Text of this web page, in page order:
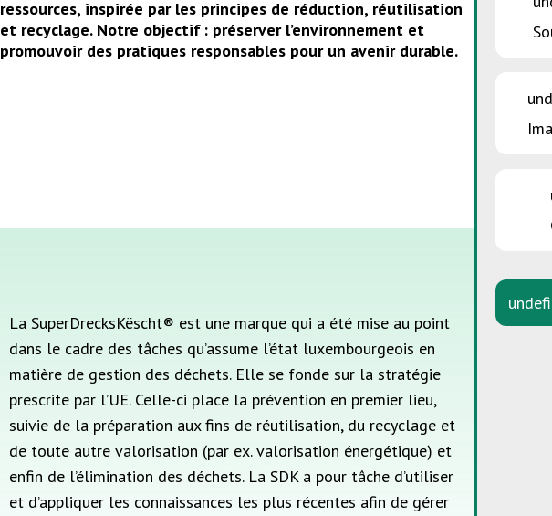
ressources, inspirée par les principes de réduction, réutilisation
et recyclage. Notre objectif : préserver l’environnement et
promouvoir des pratiques responsables pour un avenir durable.
La SuperDrecksKëscht® est une marque qui a été mise au point
dans le cadre des tâches qu’assume l’état luxembourgeois en
matière de gestion des déchets. Elle se fonde sur la stratégie
prescrite par l’UE. Celle-ci place la prévention en premier lieu,
suivie de la préparation aux fins de réutilisation, du recyclage et
de toute autre valorisation (par ex. valorisation énergétique) et
enfin de l’élimination des déchets. La SDK a pour tâche d’utiliser
et d’appliquer les connaissances les plus récentes afin de gérer